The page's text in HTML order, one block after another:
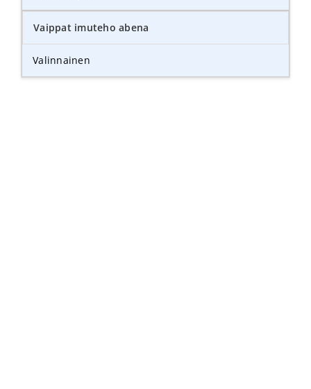
Vaippat imuteho abena
Valinnainen